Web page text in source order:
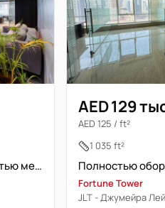
Премиум отделка | Полностью меблирована | Свободна | DMCC
AED 129
AED 125 / ft²
1 035 ft²
Fortune Tower
JLT - Джумейра